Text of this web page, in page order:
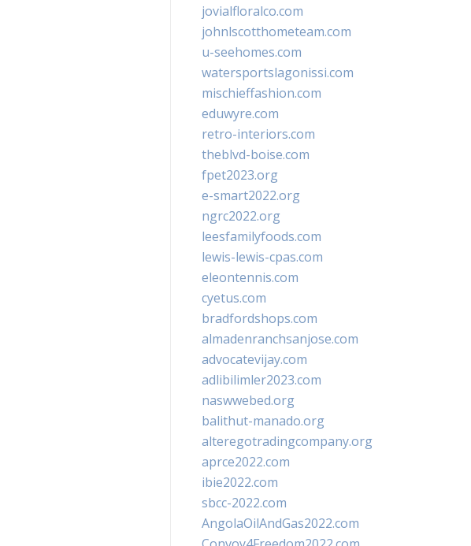
jovialfloralco.com
johnlscotthometeam.com
u-seehomes.com
watersportslagonissi.com
mischieffashion.com
eduwyre.com
retro-interiors.com
theblvd-boise.com
fpet2023.org
e-smart2022.org
ngrc2022.org
leesfamilyfoods.com
lewis-lewis-cpas.com
eleontennis.com
cyetus.com
bradfordshops.com
almadenranchsanjose.com
advocatevijay.com
adlibilimler2023.com
naswwebed.org
balithut-manado.org
alteregotradingcompany.org
aprce2022.com
ibie2022.com
sbcc-2022.com
AngolaOilAndGas2022.com